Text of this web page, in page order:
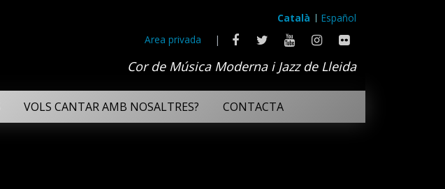
Català
Español
Area privada
|
Cor de Música Moderna i Jazz de Lleida
VOLS CANTAR AMB NOSALTRES? CONTACTA